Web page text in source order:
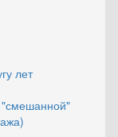
лет
"смешанной"